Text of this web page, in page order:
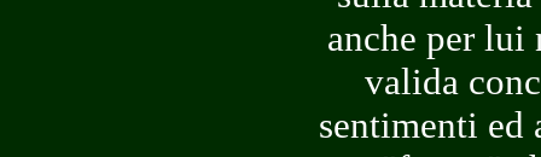
anche per lui
valida
sentimenti ed